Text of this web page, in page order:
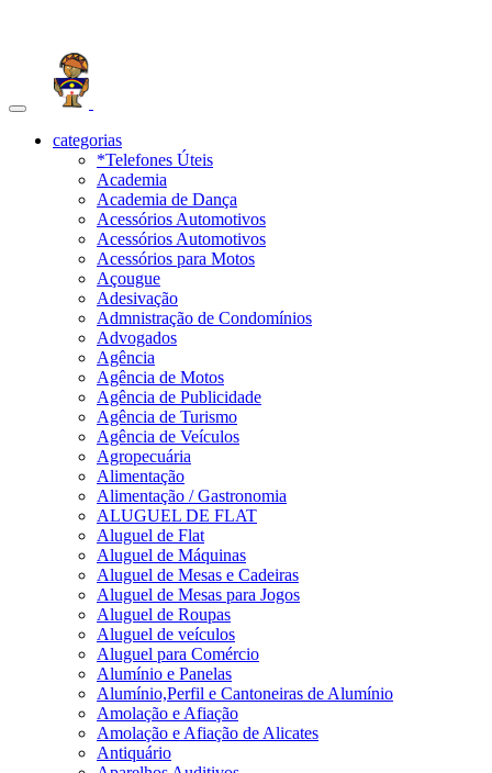
Toggle
navigationcategorias
*Telefones Úteis
Academia
Academia de Dança
Acessórios Automotivos
Acessórios Automotivos
Acessórios para Motos
Açougue
Adesivação
Admnistração de Condomínios
Advogados
Agência
Agência de Motos
Agência de Publicidade
Agência de Turismo
Agência de Veículos
Agropecuária
Alimentação
Alimentação / Gastronomia
ALUGUEL DE FLAT
Aluguel de Flat
Aluguel de Máquinas
Aluguel de Mesas e Cadeiras
Aluguel de Mesas para Jogos
Aluguel de Roupas
Aluguel de veículos
Aluguel para Comércio
Alumínio e Panelas
Alumínio,Perfil e Cantoneiras de Alumínio
Amolação e Afiação
Amolação e Afiação de Alicates
Antiquário